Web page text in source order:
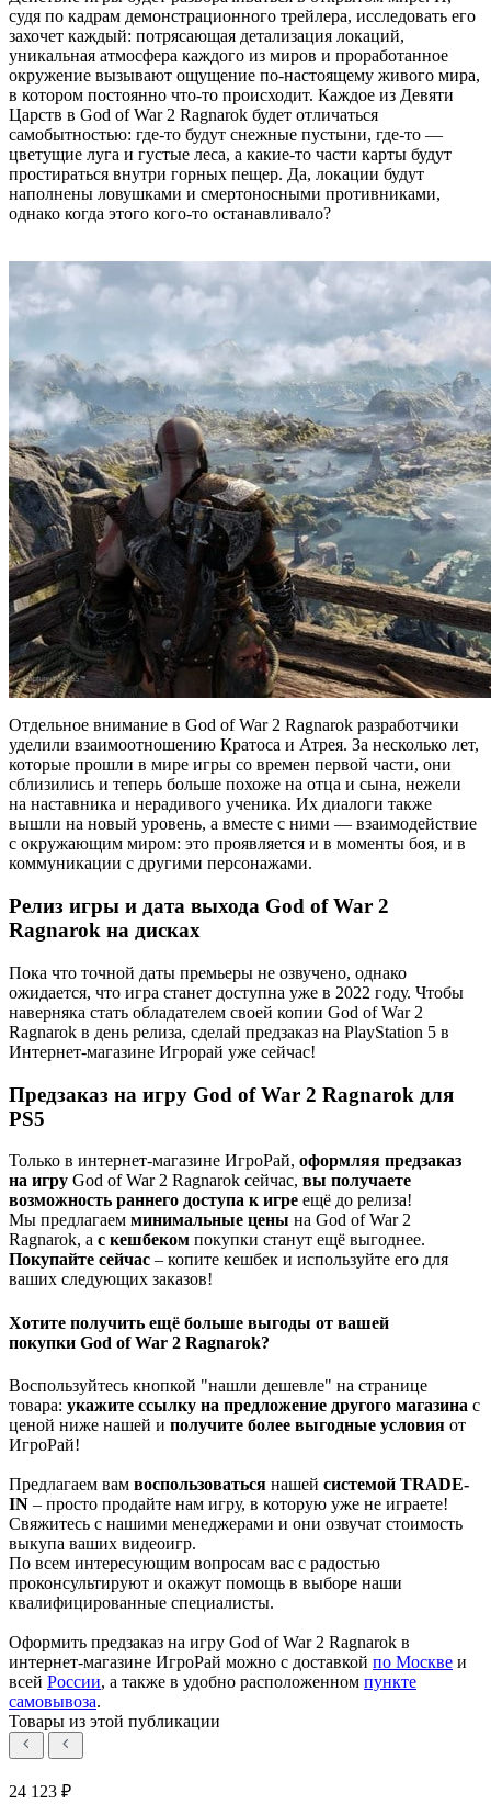
судя по кадрам демонстрационного трейлера, исследовать его
захочет каждый: потрясающая детализация локаций,
уникальная атмосфера каждого из миров и проработанное
окружение вызывают ощущение по-настоящему живого мира,
в котором постоянно что-то происходит. Каждое из Девяти
Царств в God of War 2 Ragnarok будет отличаться
самобытностью: где-то будут снежные пустыни, где-то —
цветущие луга и густые леса, а какие-то части карты будут
простираться внутри горных пещер. Да, локации будут
наполнены ловушками и смертоносными противниками,
однако когда этого кого-то останавливало?
Отдельное внимание в God of War 2 Ragnarok разработчики
уделили взаимоотношению Кратоса и Атрея. За несколько лет,
которые прошли в мире игры со времен первой части, они
сблизились и теперь больше похоже на отца и сына, нежели
на наставника и нерадивого ученика. Их диалоги также
вышли на новый уровень, а вместе с ними — взаимодействие
с окружающим миром: это проявляется и в моменты боя, и в
коммуникации с другими персонажами.
Релиз игры и дата выхода God of War 2
Ragnarok на дисках
Пока что точной даты премьеры не озвучено, однако
ожидается, что игра станет доступна уже в 2022 году. Чтобы
наверняка стать обладателем своей копии God of War 2
Ragnarok в день релиза, сделай предзаказ на PlayStation 5 в
Интернет-магазине Игрорай уже сейчас!
Предзаказ на игру God of War 2 Ragnarok для
PS5
Только в интернет-магазине ИгроРай, оформляя предзаказ
на игру God of War 2 Ragnarok сейчас, вы получаете
возможность раннего доступа к игре ещё до релиза!
Мы предлагаем минимальные цены на God of War 2
Ragnarok, а с кешбеком покупки станут ещё выгоднее.
Покупайте сейчас – копите кешбек и используйте его для
ваших следующих заказов!
Хотите получить ещё больше выгоды от вашей
покупки God of War 2 Ragnarok?
Воспользуйтесь кнопкой "нашли дешевле" на странице
товара: укажите ссылку на предложение другого магазина с
ценой ниже нашей и получите более выгодные условия от
ИгроРай!
Предлагаем вам воспользоваться нашей системой TRADE-
IN – просто продайте нам игру, в которую уже не играете!
Свяжитесь с нашими менеджерами и они озвучат стоимость
выкупа ваших видеоигр.
По всем интересующим вопросам вас с радостью
проконсультируют и окажут помощь в выборе наши
квалифицированные специалисты.
Оформить предзаказ на игру God of War 2 Ragnarok в
интернет-магазине ИгроРай можно с доставкой по Москве и
всей России, а также в удобно расположенном пункте
самовывоза.
Товары из этой публикации
24 123 ₽